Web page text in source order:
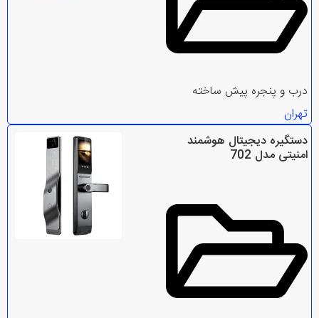
درب و پنجره پیش ساخته
تهران
دستگیره دیجیتال هوشمند
امنیتی مدل 702